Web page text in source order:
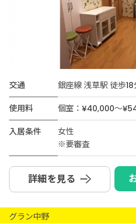
交通
銀座線 浅草駅 徒歩18
使用料
個室：¥40,000～
入居条件
女性
※要審査
詳細を見る
グラン中野